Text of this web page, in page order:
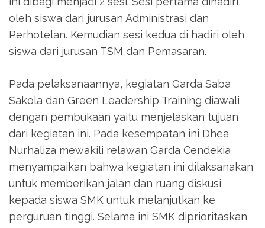
oleh siswa dari jurusan Administrasi dan
Perhotelan. Kemudian sesi kedua di hadiri oleh
siswa dari jurusan TSM dan Pemasaran.
Pada pelaksanaannya, kegiatan Garda Saba
Sakola dan Green Leadership Training diawali
dengan pembukaan yaitu menjelaskan tujuan
dari kegiatan ini. Pada kesempatan ini Dhea
Nurhaliza mewakili relawan Garda Cendekia
menyampaikan bahwa kegiatan ini dilaksanakan
untuk memberikan jalan dan ruang diskusi
kepada siswa SMK untuk melanjutkan ke
perguruan tinggi. Selama ini SMK diprioritaskan